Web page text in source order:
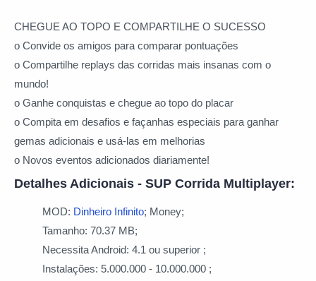
CHEGUE AO TOPO E COMPARTILHE O SUCESSO
o Convide os amigos para comparar pontuações
o Compartilhe replays das corridas mais insanas com o
mundo!
o Ganhe conquistas e chegue ao topo do placar
o Compita em desafios e façanhas especiais para ganhar
gemas adicionais e usá-las em melhorias
o Novos eventos adicionados diariamente!
Detalhes Adicionais - SUP Corrida Multiplayer:
MOD: Dinheiro Infinito; Money;
Tamanho: 70.37 MB;
Necessita Android: 4.1 ou superior ;
Instalações: 5.000.000 - 10.000.000 ;